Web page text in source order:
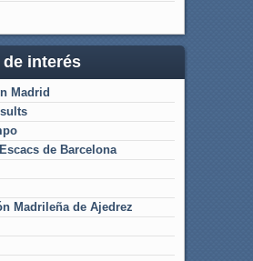
de interés
Madrid
de Barcelona
Madrileña de Ajedrez